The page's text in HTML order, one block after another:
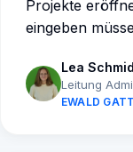
Projekte
eingeben
Lea Schmid
Leitung
EWALD